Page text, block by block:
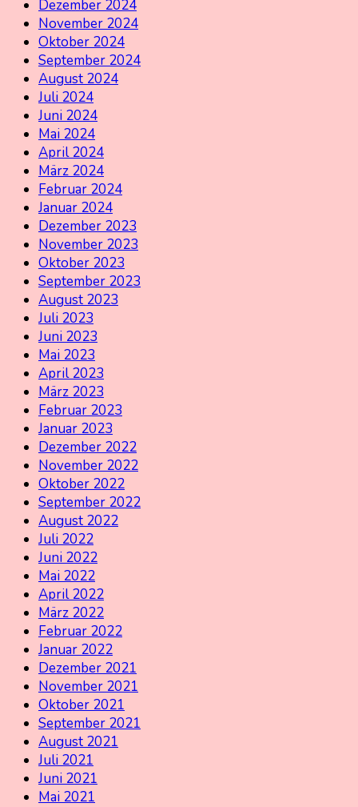
Dezember 2024
November 2024
Oktober 2024
September 2024
August 2024
Juli 2024
Juni 2024
Mai 2024
April 2024
März 2024
Februar 2024
Januar 2024
Dezember 2023
November 2023
Oktober 2023
September 2023
August 2023
Juli 2023
Juni 2023
Mai 2023
April 2023
März 2023
Februar 2023
Januar 2023
Dezember 2022
November 2022
Oktober 2022
September 2022
August 2022
Juli 2022
Juni 2022
Mai 2022
April 2022
März 2022
Februar 2022
Januar 2022
Dezember 2021
November 2021
Oktober 2021
September 2021
August 2021
Juli 2021
Juni 2021
Mai 2021